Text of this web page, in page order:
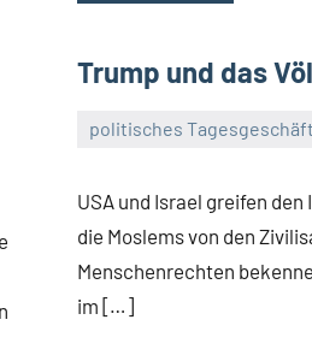
Trump und das
politisches Tagesgeschäft
Guetti
USA und Israel greifen
die Moslems von den
Menschenrechten
im […]